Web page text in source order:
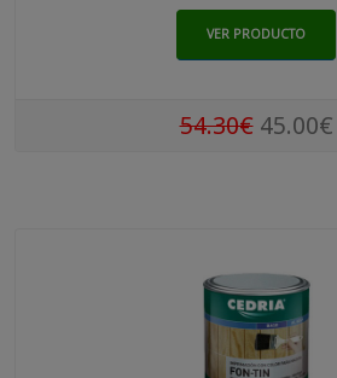
VER PRODUCTO
54.30€45.00€